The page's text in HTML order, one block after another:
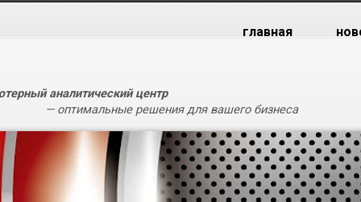
главная
аналитический центр
— оптимальные решения для вашего бизнеса